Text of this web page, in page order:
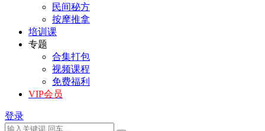
民间秘方
按摩推拿
培训课
专题
合集打包
视频课程
免费福利
VIP会员
登录